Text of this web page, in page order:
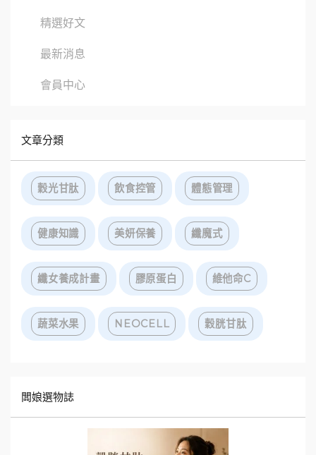
精選好文
最新消息
會員中心
文章分類
穀光甘肽 飲食控管 體態管理
健康知識 美妍保養 纖魔式
纖女養成計畫 膠原蛋白 維他命C
蔬菜水果 NEOCELL 穀胱甘肽
闆娘選物誌